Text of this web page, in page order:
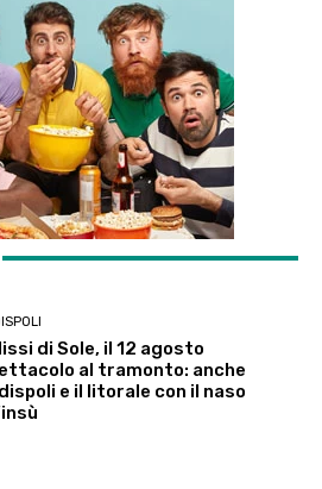
di Sole, il 12 agosto
al tramonto: anche
e il litorale con il naso